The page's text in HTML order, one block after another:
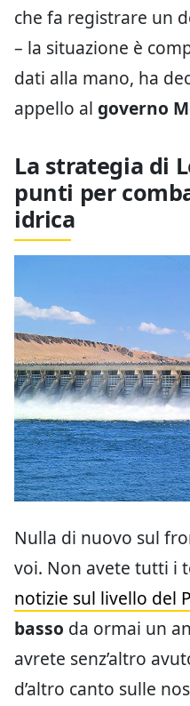
che fa registrare un
– la situazione è
dati alla mano, ha
appello al governo
La strategia di
punti per
idrica
Nulla di nuovo sul
voi. Non avete tutti i
notizie sul livello del
basso da ormai un
avrete senz’altro
d’altro canto sulle